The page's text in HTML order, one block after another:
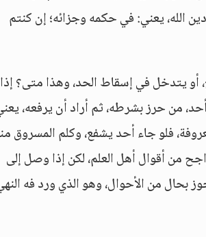
الله، يعني: في حكمه وجزائه؛ إن كنتم
أو يتدخل في إسقاط الحد، وهذا متى؟
من حرز بشرطه، ثم أراد أن يرفعه،
فلو جاء أحد يشفع، وكلم المسروق
من أقوال أهل العلم، لكن إذا وصل إلى
بحال من الأحوال، وهو الذي ورد فه